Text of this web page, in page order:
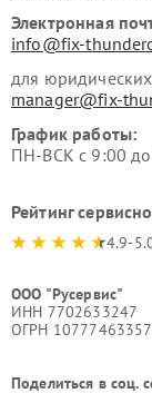
Электронная
info@fix-
для
manager@fix-
График работы:
ПН-ВСК с 9:00
Рейтинг
4.9-
ООО "Русервис"
ИНН 7702633247
ОГРН
Поделиться в соц.